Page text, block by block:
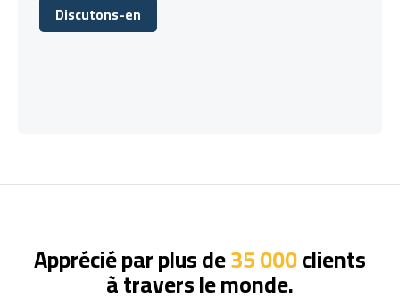
Discutons-en
Discutons-en
Apprécié par plus de35 000clients
à travers le monde.